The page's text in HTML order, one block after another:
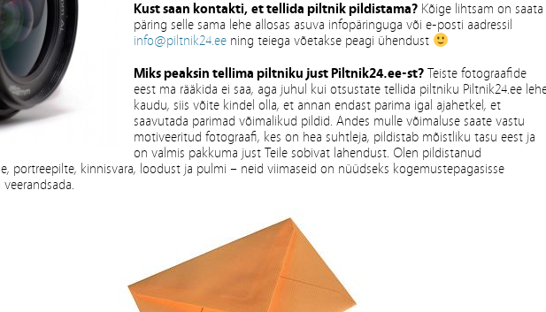
Kust saan kontakti, et tellida piltnik pildistama? Kõige lihtsam on saata
päring selle sama lehe allosas asuva infopäringuga või e-posti aadressil
info@piltnik24.ee ning teiega võetakse peagi ühendust
Miks peaksin tellima piltniku just Piltnik24.ee-st? Teiste fotograafide
eest ma rääkida ei saa, aga juhul kui otsustate tellida piltniku Piltnik24.ee
kaudu, siis võite kindel olla, et annan endast parima igal ajahetkel, et
saavutada parimad võimalikud pildid. Andes mulle võimaluse saate vastu
motiveeritud fotograafi, kes on hea suhtleja, pildistab mõistliku tasu eest ja
on valmis pakkuma just Teile sobivat lahendust. Olen pildistanud
portreepilte, kinnisvara, loodust ja pulmi – neid viimaseid on nüüdseks kogemustepagasisse